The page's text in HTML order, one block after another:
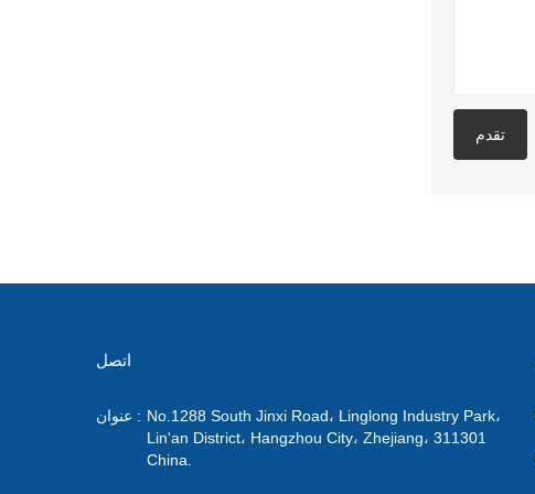
تقدم
اتصل
عنوان : No.1288 South Jinxi Road، Linglong Industry Park،
Lin'an District، Hangzhou City، Zhejiang، 311301
China.